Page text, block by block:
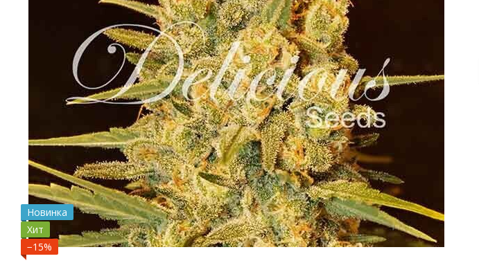
Новинка
Хит
−15%